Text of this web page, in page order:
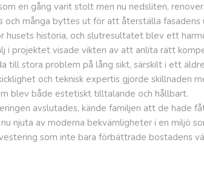
en gång varit stolt men nu nedsliten,
och många byttes ut för att återställa
husets historia, och slutresultatet blev ett
i projektet visade vikten av att anlita rätt
till stora problem på lång sikt, särskilt i ett
och teknisk expertis gjorde skillnaden
blev både estetiskt tilltalande och hållbart.
avslutades, kände familjen att de hade
njuta av moderna bekvämligheter i en miljö
som inte bara förbättrade bostadens